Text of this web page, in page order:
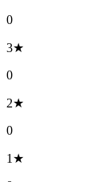
0
3★
0
2★
0
1★